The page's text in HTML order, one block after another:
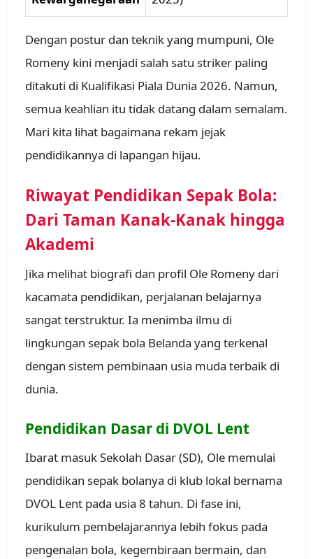
Dengan postur dan teknik yang mumpuni, Ole
Romeny kini menjadi salah satu striker paling
ditakuti di Kualifikasi Piala Dunia 2026. Namun,
semua keahlian itu tidak datang dalam semalam.
Mari kita lihat bagaimana rekam jejak
pendidikannya di lapangan hijau.
Riwayat Pendidikan Sepak Bola:
Dari Taman Kanak-Kanak hingga
Akademi
Jika melihat biografi dan profil Ole Romeny dari
kacamata pendidikan, perjalanan belajarnya
sangat terstruktur. Ia menimba ilmu di
lingkungan sepak bola Belanda yang terkenal
dengan sistem pembinaan usia muda terbaik di
dunia.
Pendidikan Dasar di DVOL Lent
Ibarat masuk Sekolah Dasar (SD), Ole memulai
pendidikan sepak bolanya di klub lokal bernama
DVOL Lent pada usia 8 tahun. Di fase ini,
kurikulum pembelajarannya lebih fokus pada
pengenalan bola, kegembiraan bermain, dan